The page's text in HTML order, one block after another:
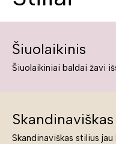
Šiuolaikinis
Skandinaviškas